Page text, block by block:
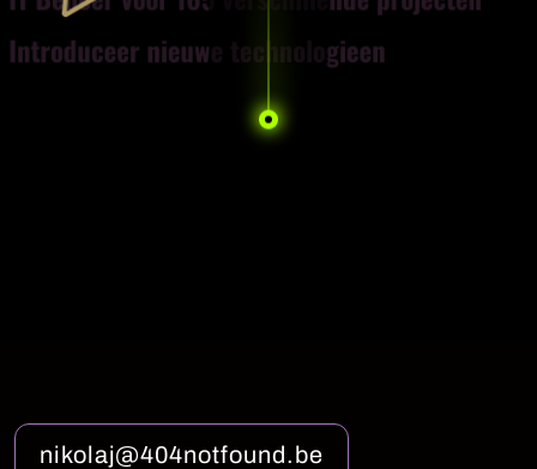
Introduceer nieuwe technologieen
nikolaj@404notfound.be